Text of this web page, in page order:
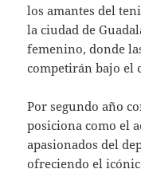
los amantes del
la ciudad de
femenino, donde
competirán bajo el
Por segundo año
posiciona como el
apasionados del
ofreciendo el